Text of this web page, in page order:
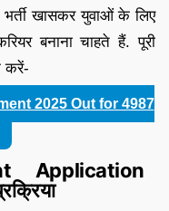
भर्ती खासकर युवाओं के लिए
बनाना चाहते हैं. पूरी
करें-
2025 Out for 4987
Application